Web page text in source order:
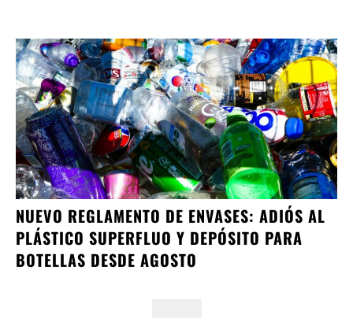
NUEVO REGLAMENTO DE ENVASES: ADIÓS AL
PLÁSTICO SUPERFLUO Y DEPÓSITO PARA
BOTELLAS DESDE AGOSTO